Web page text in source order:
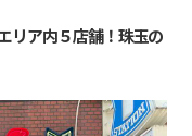
リア内５店舗！珠玉の